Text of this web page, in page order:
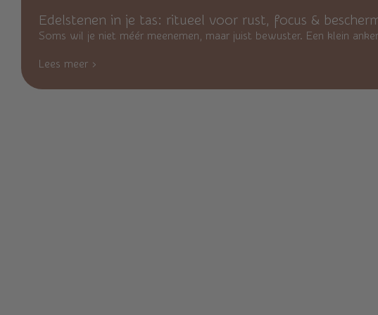
Edelstenen in je tas: ritueel voor rust, focus &
Soms wil je niet méér meenemen, maar juist bewuster. Een klein
Lees meer ›